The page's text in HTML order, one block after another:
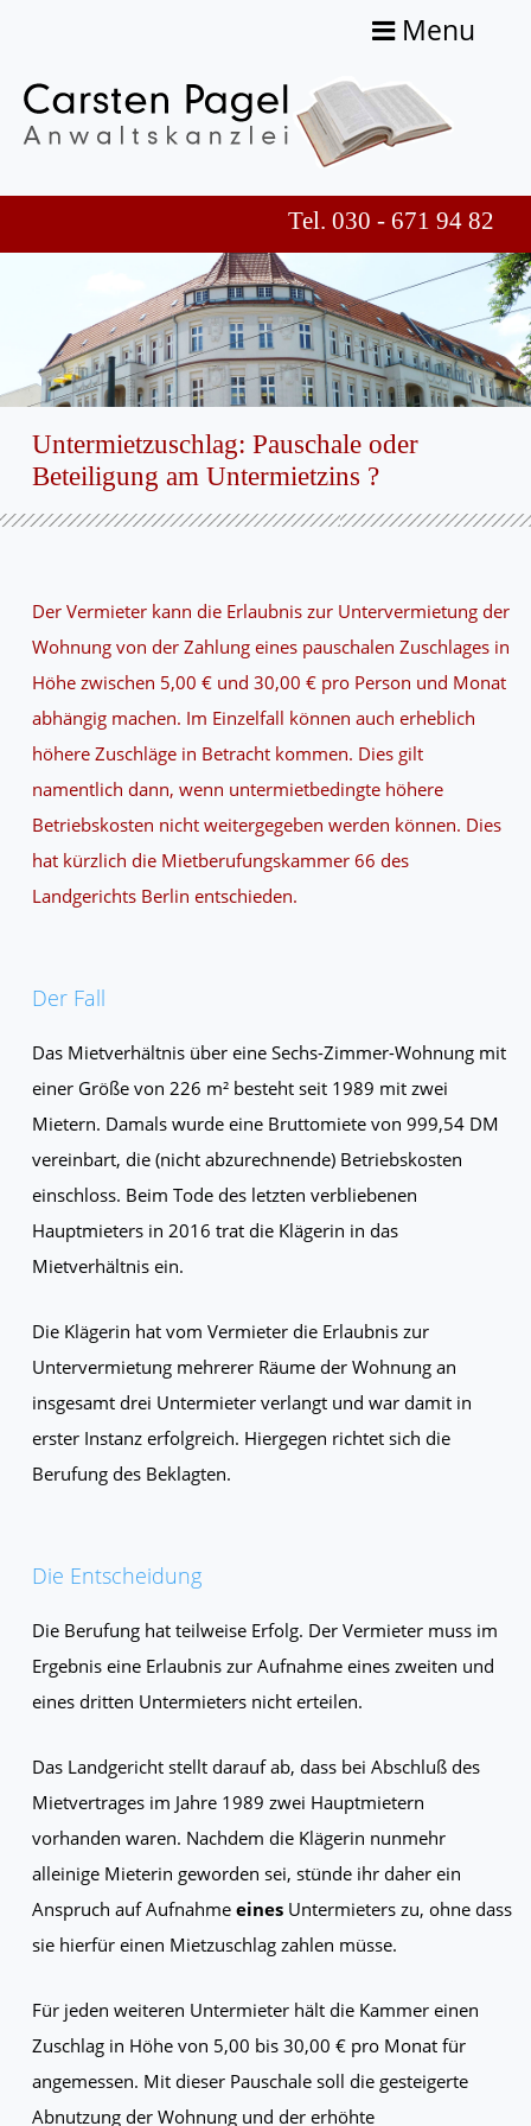
Menu
Tel. 030 - 671 94 82
Untermietzuschlag: Pauschale oder
Beteiligung am Untermietzins ?
Der Vermieter kann die Erlaubnis zur Untervermietung der
Wohnung von der Zahlung eines pauschalen Zuschlages in
Höhe zwischen 5,00 € und 30,00 € pro Person und Monat
abhängig machen. Im Einzelfall können auch erheblich
höhere Zuschläge in Betracht kommen. Dies gilt
namentlich dann, wenn untermietbedingte höhere
Betriebskosten nicht weitergegeben werden können. Dies
hat kürzlich die Mietberufungskammer 66 des
Landgerichts Berlin entschieden.
Der Fall
Das Mietverhältnis über eine Sechs-Zimmer-Wohnung mit
einer Größe von 226 m² besteht seit 1989 mit zwei
Mietern. Damals wurde eine Bruttomiete von 999,54 DM
vereinbart, die (nicht abzurechnende) Betriebskosten
einschloss. Beim Tode des letzten verbliebenen
Hauptmieters in 2016 trat die Klägerin in das
Mietverhältnis ein.
Die Klägerin hat vom Vermieter die Erlaubnis zur
Untervermietung mehrerer Räume der Wohnung an
insgesamt drei Untermieter verlangt und war damit in
erster Instanz erfolgreich. Hiergegen richtet sich die
Berufung des Beklagten.
Die Entscheidung
Die Berufung hat teilweise Erfolg. Der Vermieter muss im
Ergebnis eine Erlaubnis zur Aufnahme eines zweiten und
eines dritten Untermieters nicht erteilen.
Das Landgericht stellt darauf ab, dass bei Abschluß des
Mietvertrages im Jahre 1989 zwei Hauptmietern
vorhanden waren. Nachdem die Klägerin nunmehr
alleinige Mieterin geworden sei, stünde ihr daher ein
Anspruch auf Aufnahme einesUntermieters zu, ohne dass
sie hierfür einen Mietzuschlag zahlen müsse.
Für jeden weiteren Untermieter hält die Kammer einen
Zuschlag in Höhe von 5,00 bis 30,00 € pro Monat für
angemessen. Mit dieser Pauschale soll die gesteigerte
Abnutzung der Wohnung und der erhöhte